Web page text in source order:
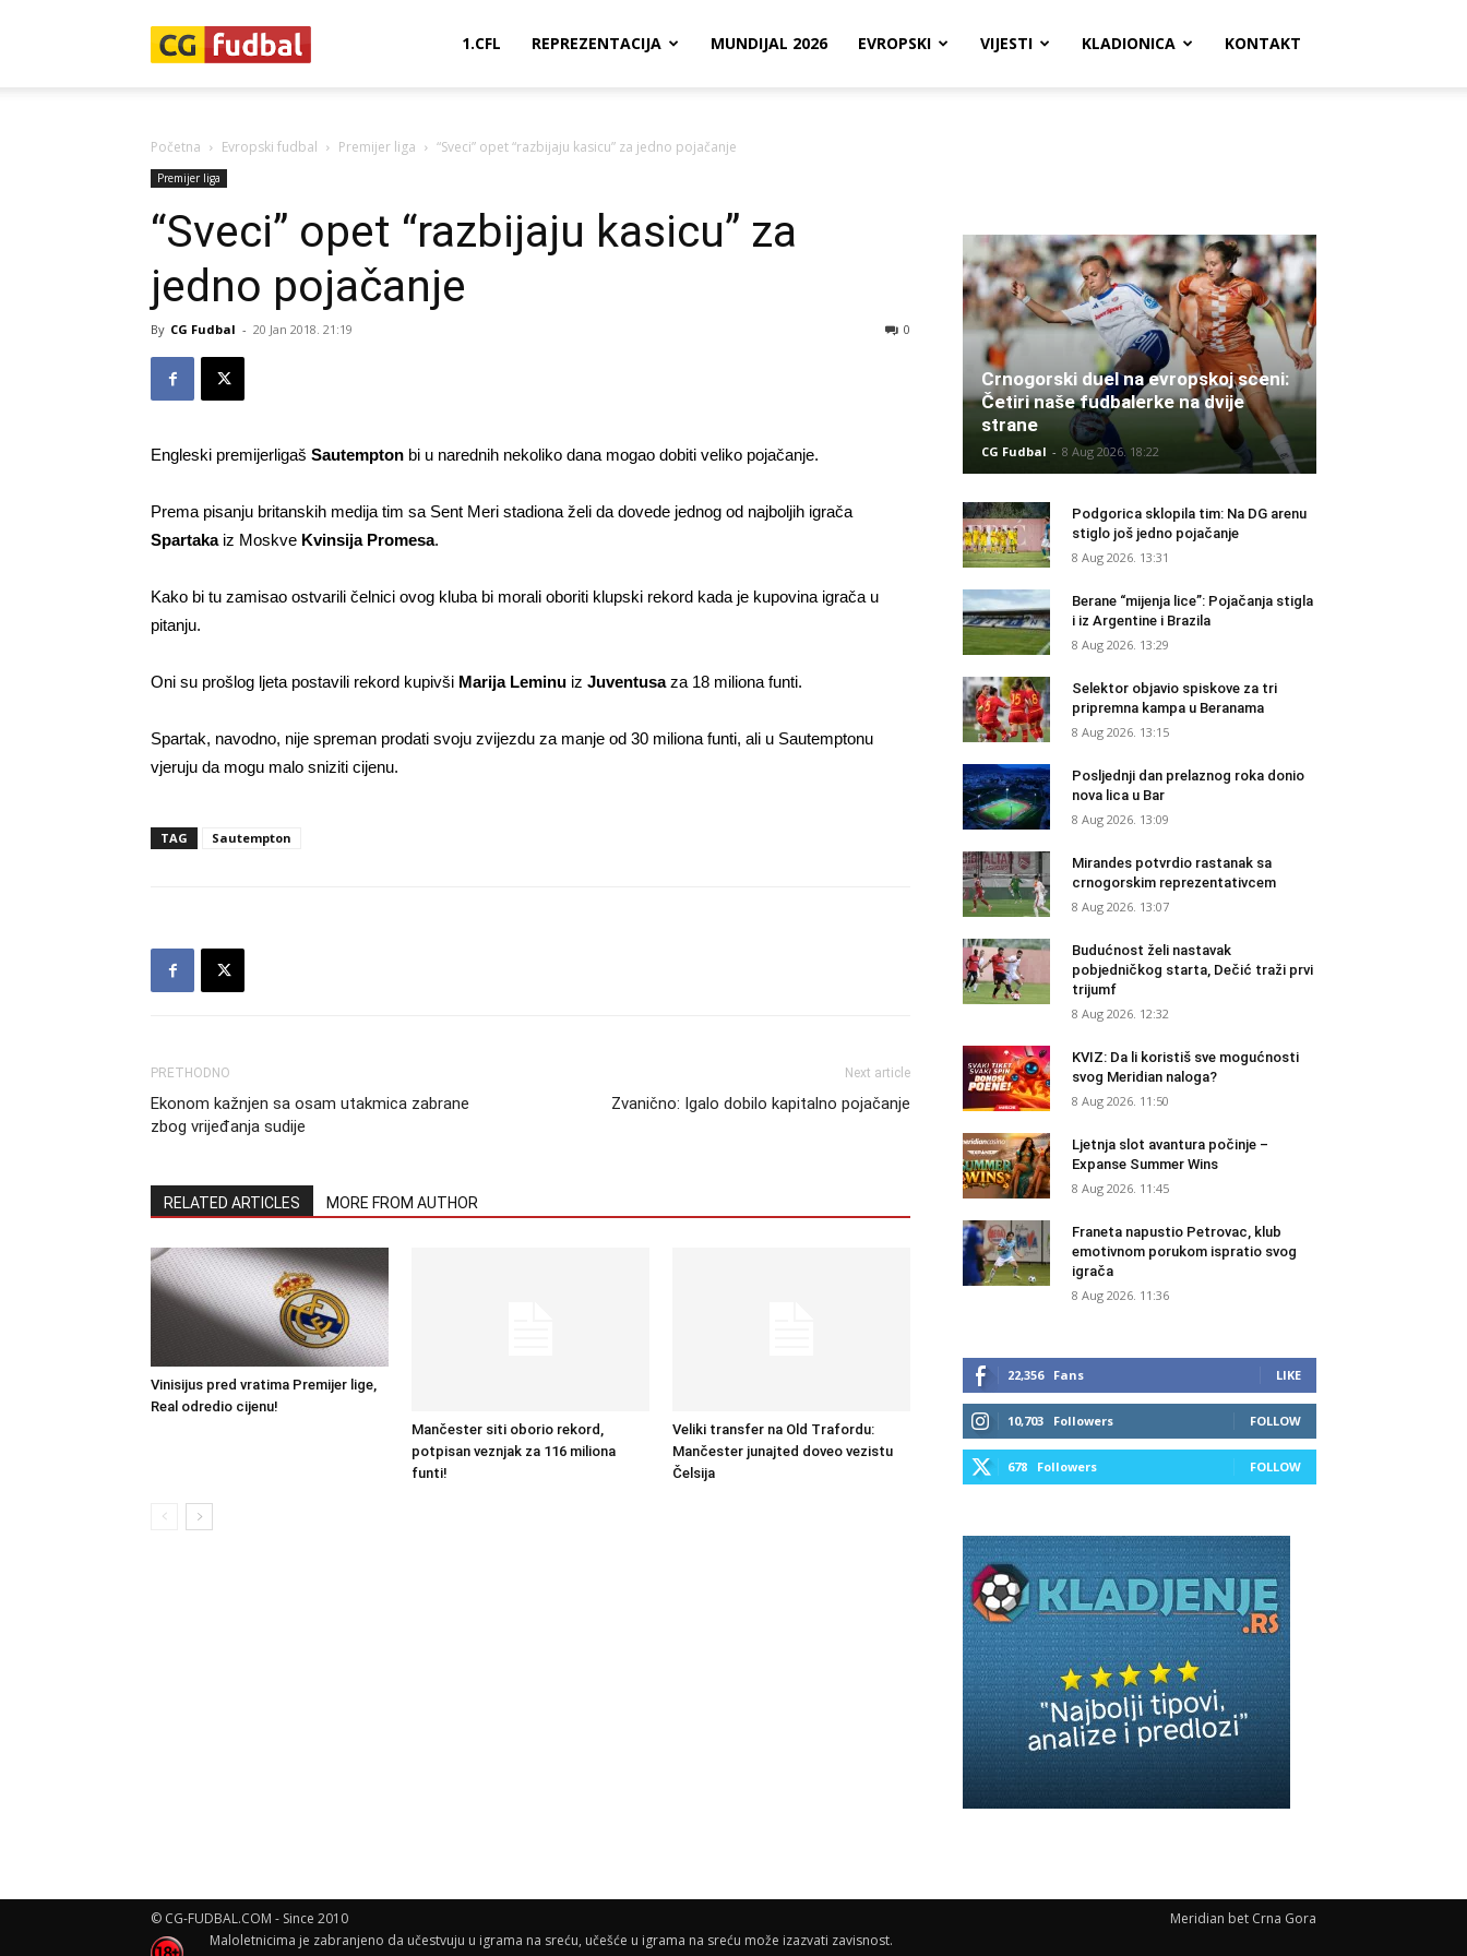
1.CFL REPREZENTACIJA MUNDIJAL 2026 EVROPSKI VIJESTI KLADIONICA KONTAKT
Početna Evropski fudbal Premijer liga “Sveci” opet “razbijaju kasicu” za jedno pojačanje
Premijer liga
“Sveci” opet “razbijaju kasicu” za
jedno pojačanje
By CG Fudbal - 20 Jan 2018. 21:19 0
Engleski premijerligaš Sautempton bi u narednih nekoliko dana mogao dobiti veliko pojačanje.
Prema pisanju britanskih medija tim sa Sent Meri stadiona želi da dovede jednog od najboljih igrača
Spartakaiz Moskve Kvinsija Promesa.
Kako bi tu zamisao ostvarili čelnici ovog kluba bi morali oboriti klupski rekord kada je kupovina igrača u
pitanju.
Oni su prošlog ljeta postavili rekord kupivši Marija Leminu iz Juventusaza 18 miliona funti.
Spartak, navodno, nije spreman prodati svoju zvijezdu za manje od 30 miliona funti, ali u Sautemptonu
vjeruju da mogu malo sniziti cijenu.
TAG Sautempton
PRETHODNO
Ekonom kažnjen sa osam utakmica zabrane
zbog vrijeđanja sudije
Next article
Zvanično: Igalo dobilo kapitalno pojačanje
RELATED ARTICLES MORE FROM AUTHOR
Vinisijus pred vratima Premijer lige,
Real odredio cijenu!
Mančester siti oborio rekord,
potpisan veznjak za 116 miliona
funti!
Veliki transfer na Old Trafordu:
Mančester junajted doveo vezistu
Čelsija
Crnogorski duel na evropskoj sceni:
Četiri naše fudbalerke na dvije
strane
CG Fudbal - 8 Aug 2026. 18:22
Podgorica sklopila tim: Na DG arenu
stiglo još jedno pojačanje
8 Aug 2026. 13:31
Berane “mijenja lice”: Pojačanja stigla
i iz Argentine i Brazila
8 Aug 2026. 13:29
Selektor objavio spiskove za tri
pripremna kampa u Beranama
8 Aug 2026. 13:15
Posljednji dan prelaznog roka donio
nova lica u Bar
8 Aug 2026. 13:09
Mirandes potvrdio rastanak sa
crnogorskim reprezentativcem
8 Aug 2026. 13:07
Budućnost želi nastavak
pobjedničkog starta, Dečić traži prvi
trijumf
8 Aug 2026. 12:32
KVIZ: Da li koristiš sve mogućnosti
svog Meridian naloga?
8 Aug 2026. 11:50
Ljetnja slot avantura počinje –
Expanse Summer Wins
8 Aug 2026. 11:45
Franeta napustio Petrovac, klub
emotivnom porukom ispratio svog
igrača
8 Aug 2026. 11:36
22,356 Fans LIKE
10,703 Followers FOLLOW
678 Followers FOLLOW
Meridian bet Crna Gora
© CG-FUDBAL.COM - Since 2010
Maloletnicima je zabranjeno da učestvuju u igrama na sreću, učešće u igrama na sreću može izazvati zavisnost.